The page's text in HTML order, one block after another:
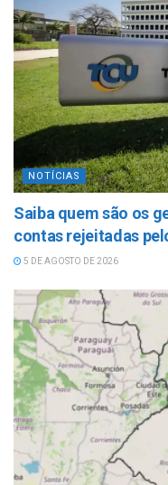
NOTÍCIAS
Saiba quem são os
contas rejeitadas
5 DE AGOSTO DE 2026